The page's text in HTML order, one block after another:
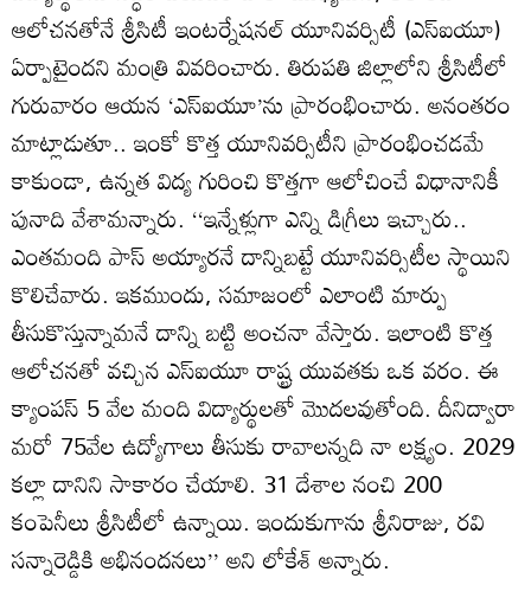
ఆలోచనతోనే శ్రీసిటీ ఇంటర్నేషనల్‌ యూనివర్సిటీ (ఎస్‌ఐయూ)
ఏర్పాటైందని మంత్రి వివరించారు. తిరుపతి జిల్లాలోని శ్రీసిటీలో
గురువారం ఆయన ‘ఎస్‌ఐయూ’ను ప్రారంభించారు. అనంతరం
మాట్లాడుతూ.. ఇంకో కొత్త యూనివర్సిటీని ప్రారంభించడమే
కాకుండా, ఉన్నత విద్య గురించి కొత్తగా ఆలోచించే విధానానికీ
పునాది వేశామన్నారు. ‘‘ఇన్నేళ్లుగా ఎన్ని డిగ్రీలు ఇచ్చారు..
ఎంతమంది పాస్‌ అయ్యారనే దాన్నిబట్టే యూనివర్సిటీల స్థాయిని
కొలిచేవారు. ఇకముందు, సమాజంలో ఎలాంటి మార్పు
తీసుకొస్తున్నామనే దాన్ని బట్టి అంచనా వేస్తారు. ఇలాంటి కొత్త
ఆలోచనతో వచ్చిన ఎస్‌ఐయూ రాష్ట్ర యువతకు ఒక వరం. ఈ
క్యాంపస్‌ 5 వేల మంది విద్యార్థులతో మొదలవుతోంది. దీనిద్వారా
మరో 75వేల ఉద్యోగాలు తీసుకు రావాలన్నది నా లక్ష్యం. 2029
కల్లా దానిని సాకారం చేయాలి. 31 దేశాల నంచి 200
కంపెనీలు శ్రీసిటీలో ఉన్నాయి. ఇందుకుగాను శ్రీనిరాజు, రవి
సన్నారెడ్డికి అభినందనలు’’ అని లోకేశ్‌ అన్నారు.